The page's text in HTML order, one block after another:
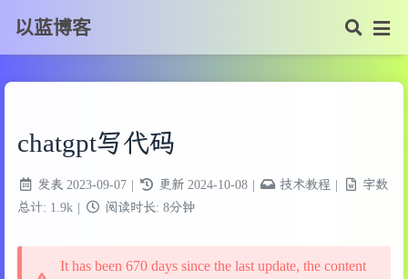
以蓝博客
chatgpt写代码
发表 2023-09-07 | 更新 2024-10-08 | 技术教程 |
字数
总计: 1.9k | 阅读时长: 8分钟
It has been 670 days since the last update, the content